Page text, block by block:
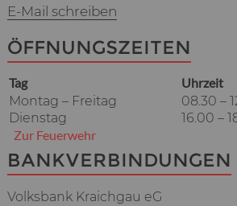
E-Mail schreiben
ÖFFNUNGSZEITEN
Tag
Uhrzeit
Montag – Freitag
08.30 –
Dienstag
16.00 –
Zur Feuerwehr
BANKVERBINDUNGEN
Volksbank Kraichgau eG